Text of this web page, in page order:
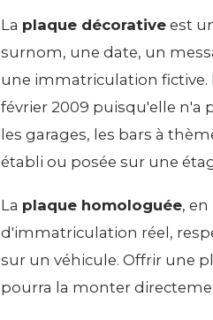
La plaque décorativeest
surnom, une date, un
une immatriculation fictive.
février 2009 puisqu'elle n'a
les garages, les bars à
établi ou posée sur une
La plaque homologuée,
d'immatriculation réel,
sur un véhicule. Offrir une
pourra la monter